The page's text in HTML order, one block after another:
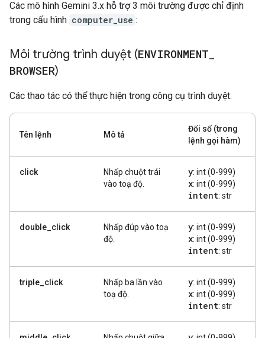
Các mô hình Gemini 3.x hỗ trợ 3 môi trường được chỉ định
trong cấu hình computer_use :
Môi trường trình duyệt (ENVIRONMENT
BROWSER)
Các thao tác có thể thực hiện trong công cụ trình duyệt:
Tên lệnh Mô tả
Đối số (trong
lệnh gọi hàm)
click
Nhấp chuột trái
vào toạ độ.
y: int (0-999)
x: int (0-999)
intent: str
double_click
Nhấp đúp vào toạ
độ.
y: int (0-999)
x: int (0-999)
intent: str
triple_click
Nhấp ba lần vào
toạ độ.
y: int (0-999)
x: int (0-999)
intent: str